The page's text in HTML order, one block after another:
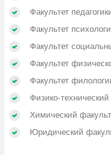
Факультет
Факультет
Факультет
Факультет
Факультет
Физико-
Химический
Юридический